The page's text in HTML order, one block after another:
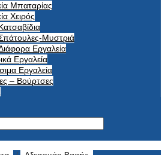
Μπαταρίας
Χειρός
Μυστριά
Εργαλεία
Εργαλεία
Εργαλεία
– Βούρτσες